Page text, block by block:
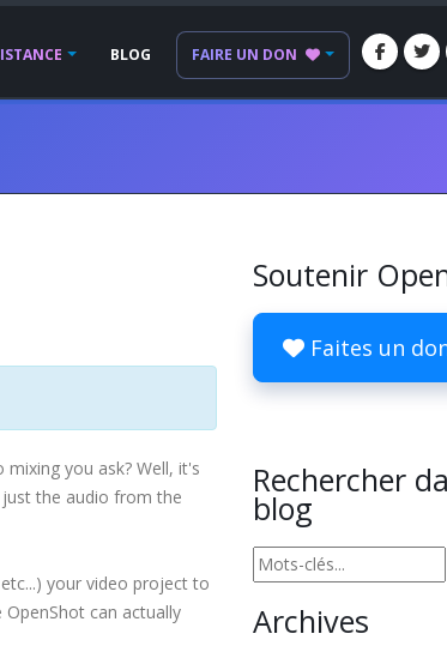
BLOG FAIRE UN DON
you ask? Well, it's
the audio from the
your video project to
can actually
Soutenir
Faites un
Rechercher
blog
Archives